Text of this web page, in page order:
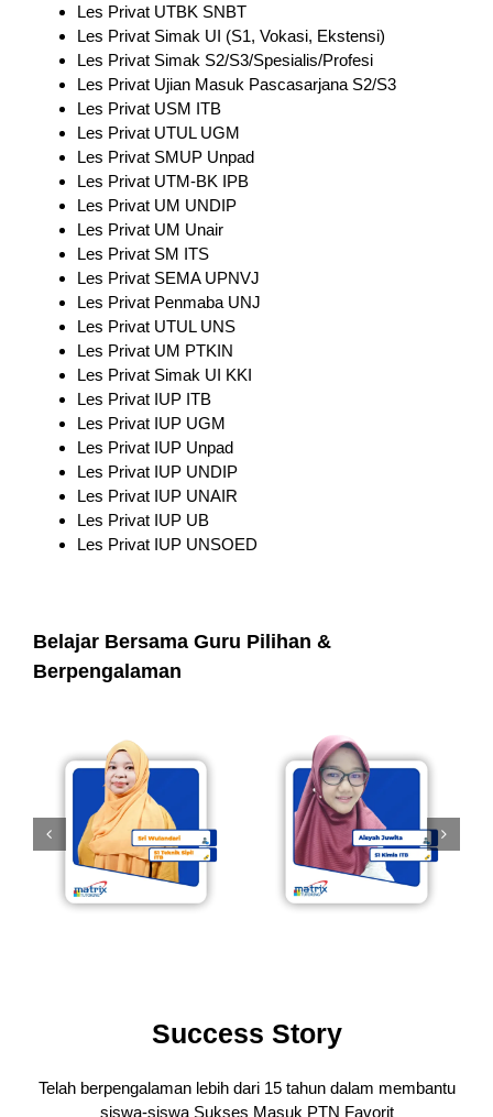
Les Privat UTBK SNBT
Les Privat Simak UI (S1, Vokasi, Ekstensi)
Les Privat Simak S2/S3/Spesialis/Profesi
Les Privat Ujian Masuk Pascasarjana S2/S3
Les Privat USM ITB
Les Privat UTUL UGM
Les Privat SMUP Unpad
Les Privat UTM-BK IPB
Les Privat UM UNDIP
Les Privat UM Unair
Les Privat SM ITS
Les Privat SEMA UPNVJ
Les Privat Penmaba UNJ
Les Privat UTUL UNS
Les Privat UM PTKIN
Les Privat Simak UI KKI
Les Privat IUP ITB
Les Privat IUP UGM
Les Privat IUP Unpad
Les Privat IUP UNDIP
Les Privat IUP UNAIR
Les Privat IUP UB
Les Privat IUP UNSOED
Belajar Bersama Guru Pilihan &
Berpengalaman
Success Story
Telah berpengalaman lebih dari 15 tahun dalam membantu
siswa-siswa Sukses Masuk PTN Favorit